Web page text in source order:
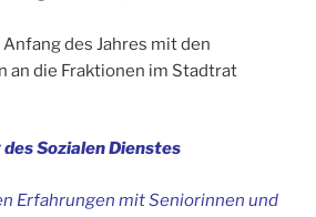
des Jahres mit den
an die Fraktionen im Stadtrat
Sozialen Dienstes
Erfahrungen mit Seniorinnen und